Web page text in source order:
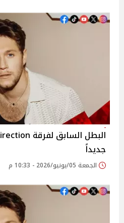
جديداً
الجمعة 05/يونيو/2026 - 10:33 م